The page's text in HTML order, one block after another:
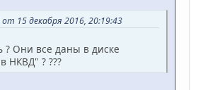
15 декабря 2016, 20:19:43
? Они все даны в диске
НКВД" ? ???